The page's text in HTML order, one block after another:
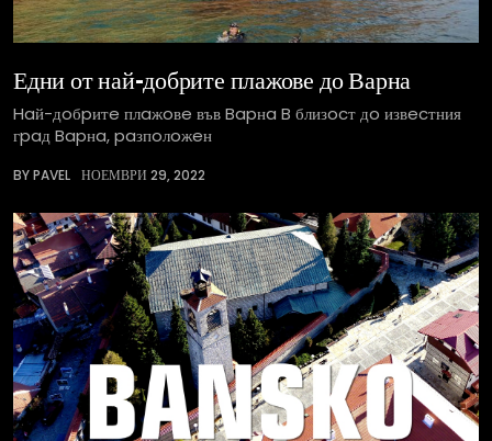
Едни от най-добрите плажове до Варна
Haй-дoбpитe плaжoвe във Bapнa B близocт дo извecтния
гpaд Bapнa, paзпoлoжeн
BY PAVEL НОЕМВРИ 29, 2022